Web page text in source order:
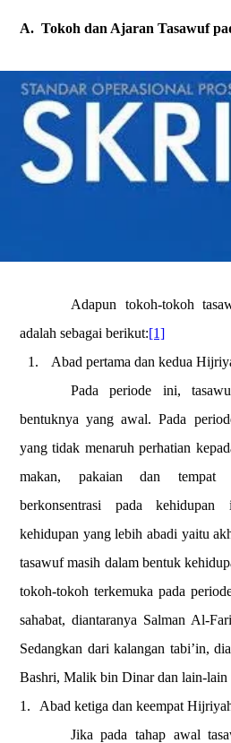
A. Tokoh dan Ajaran Tasawuf
Adapun tokoh-tokoh
adalah sebagai berikut:[1]
1.
Abad pertama dan kedua
Pada periode ini,
bentuknya yang awal. Pada
yang tidak menaruh perhatian
makan, pakaian dan tempat
berkonsentrasi pada kehidupan
kehidupan yang lebih abadi yaitu
tasawuf masih dalam bentuk
tokoh-tokoh terkemuka pada
sahabat, diantaranya Salman Al-
Sedangkan dari kalangan tabi’in,
Bashri, Malik bin Dinar dan lain-lain
1.
Abad ketiga dan keempat
Jika pada tahap awal